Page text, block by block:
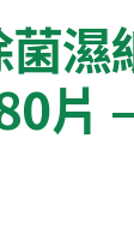
濕
片